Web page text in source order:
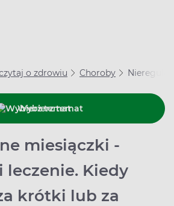
o zdrowiu Choroby
Wybierz temat
miesiączki -
leczenie. Kiedy
krótki lub za